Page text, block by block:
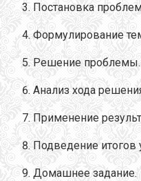
Постановка
Формулирование
Решение проблемы.
Анализ хода
Применение
Подведение итогов
Домашнее задание.